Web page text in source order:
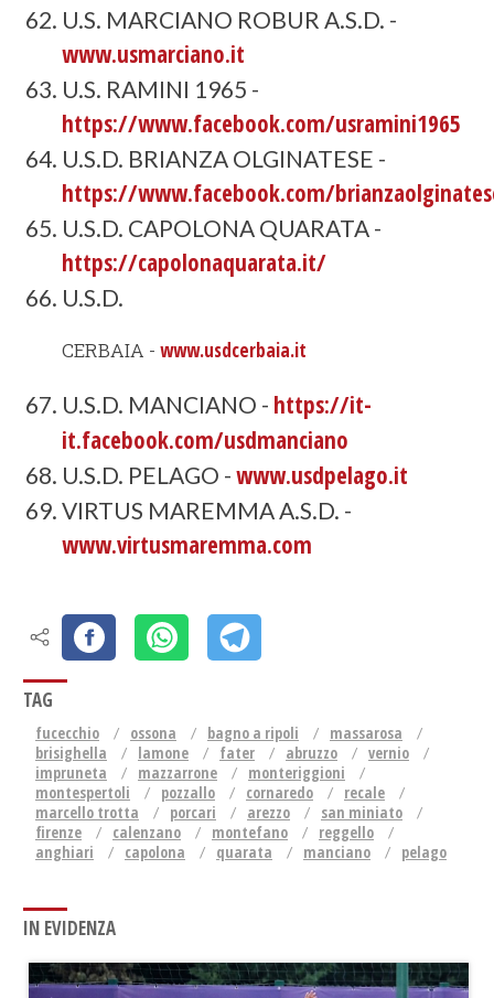
U.S. MARCIANO ROBUR A.S.D. -
www.usmarciano.it
U.S. RAMINI 1965 -
https://www.facebook.com/usramini1965
U.S.D. BRIANZA OLGINATESE -
https://www.facebook.com/
U.S.D. CAPOLONA QUARATA -
https://capolonaquarata.it/
U.S.D.
CERBAIA - www.usdcerbaia.it
U.S.D. MANCIANO - https://it-
it.facebook.com/usdmanciano
U.S.D. PELAGO - www.usdpelago.it
VIRTUS MAREMMA A.S.D. -
www.virtusmaremma.com
TAG
fucecchio ossona bagno a ripoli
massarosa
brisighella
lamone fater abruzzo
vernio
impruneta
mazzarrone
monteriggioni
montespertoli
pozzallo cornaredo
recale
marcello trotta
porcari arezzo
san miniato
firenze
calenzano montefano
reggello
anghiari
capolona quarata manciano pelago
IN EVIDENZA